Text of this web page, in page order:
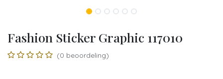
Fashion Sticker Graphic 117010
(0 beoordeling)